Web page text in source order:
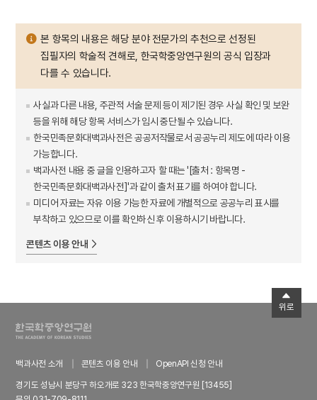
본 항목의 내용은 해당 분야 전문가의 추천으로 선정된
집필자의 학술적 견해로, 한국학중앙연구원의 공식 입장과
다를 수 있습니다.
사실과 다른 내용, 주관적 서술 문제 등이 제기된 경우 사실 확인 및 보완
등을 위해 해당 항목 서비스가 임시 중단될 수 있습니다.
한국민족문화대백과사전은 공공저작물로서 공공누리 제도에 따라 이용
가능합니다.
백과사전 내용 중 글을 인용하고자 할 때는 '[출처 : 항목명 -
한국민족문화대백과사전]'과 같이 출처 표기를 하여야 합니다.
미디어 자료는 자유 이용 가능한 자료에 개별적으로 공공누리 표시를
부착하고 있으므로 이를 확인하신 후 이용하시기 바랍니다.
콘텐츠 이용 안내
백과사전 소개 콘텐츠 이용 안내
OpenAPI 신청 안내
경기도 성남시 분당구 하오개로 323 한국학중앙연구원 [13455]
위로